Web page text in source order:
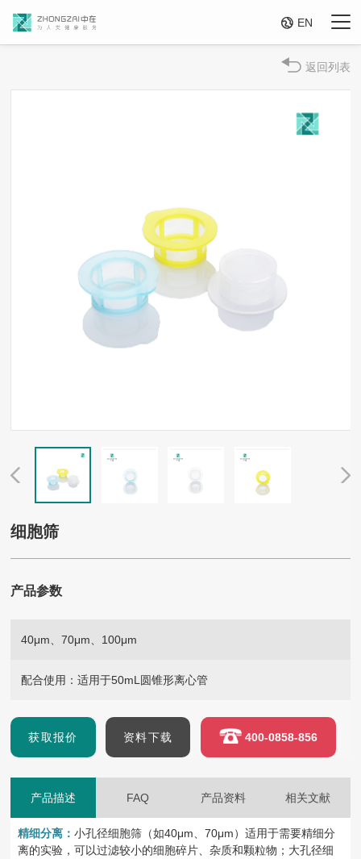
 EN
返回列表
细胞筛
产品参数
40μm、70μm、100μm
配合使用：适用于50mL圆锥形离心管
获取报价 资料下载 400-0858-856
产品描述 FAQ 产品资料 相关文献
精细分离： 小孔径细胞筛（如40μm、70μm）适用于需要精细分
离的实验，可以过滤较小的细胞碎片、杂质和颗粒物；大孔径细